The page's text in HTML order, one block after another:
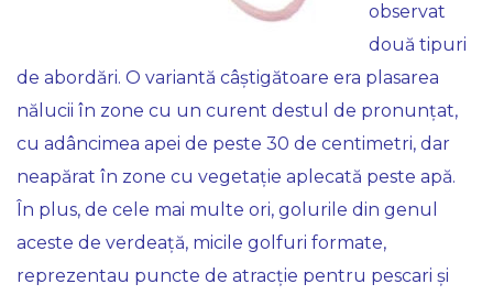
observat
două tipuri
de abordări. O variantă câștigătoare era plasarea
nălucii în zone cu un curent destul de pronunțat,
cu adâncimea apei de peste 30 de centimetri, dar
neapărat în zone cu vegetație aplecată peste apă.
În plus, de cele mai multe ori, golurile din genul
aceste de verdeață, micile golfuri formate,
reprezentau puncte de atracție pentru pescari și